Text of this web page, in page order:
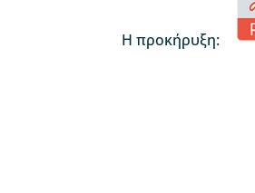
Η προκήρυξη: